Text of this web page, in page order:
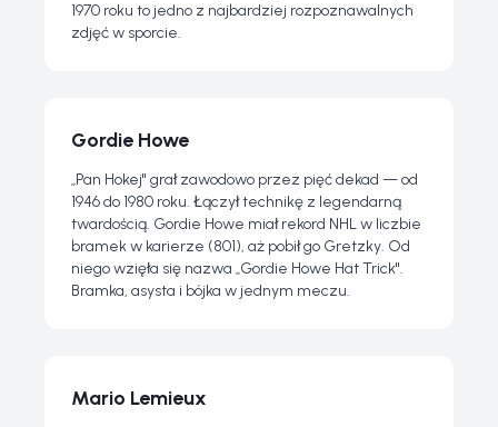
1970 roku to jedno z najbardziej rozpoznawalnych
zdjęć w sporcie.
Gordie Howe
„Pan Hokej" grał zawodowo przez pięć dekad — od
1946 do 1980 roku. Łączył technikę z legendarną
twardością. Gordie Howe miał rekord NHL w liczbie
bramek w karierze (801), aż pobił go Gretzky. Od
niego wzięła się nazwa „Gordie Howe Hat Trick".
Bramka, asysta i bójka w jednym meczu.
Mario Lemieux